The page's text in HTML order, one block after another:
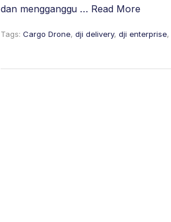
dan mengganggu … Read More
Tags: Cargo Drone, dji delivery, dji enterprise,